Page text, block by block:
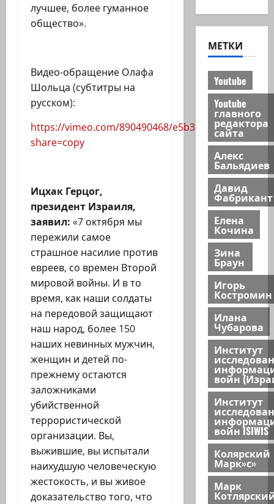
лучшее, более гуманное
общество».
Видео-обращение Олафа
Шольца (субтитры на
русском):
https://vimeo.com/890490468/e5b371bbfe?
share=copy
Ицхак Герцог,
президент Израиля,
заявил: «7 октября мы
пережили самое
страшное насилие против
евреев, со времен Второй
мировой войны. И в то
время, как наши солдаты
на передовой защищают
наш народ, более 150
наших невинных мужчин,
женщин и детей по-
прежнему остаются
заложниками
убийственной
террористической
организации. Вы,
выжившие, вы испытали
наихудшую человеческую
жестокость, и вы живое
доказательство того, что
МЕТКИ
Youtube
Youtube
главного
редактора
сайта
Алекс
Бальядиев
Давид
Фабрикант
Елена
Кочина
Зина
Браун
Игорь
Костромин
Илана
Чубарова
Институт
войн
Институт
войн ISIWIS
Колярский
Марк»с»
Марк